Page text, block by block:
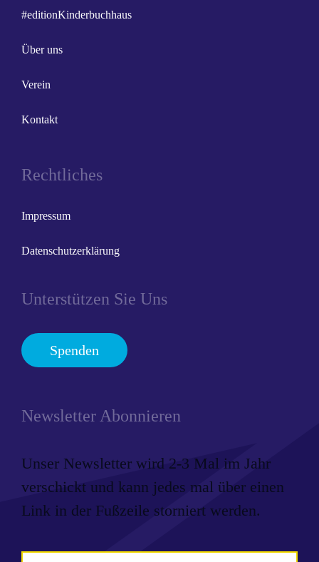
#editionKinderbuchhaus
Über uns
Verein
Kontakt
Rechtliches
Impressum
Datenschutzerklärung
Unterstützen Sie Uns
Spenden
Newsletter Abonnieren
Unser Newsletter wird 2-3 Mal im Jahr
verschickt und kann jedes mal über einen
Link in der Fußzeile storniert werden.